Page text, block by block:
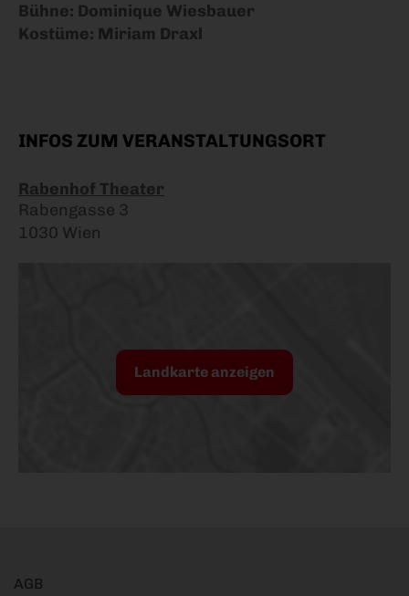
Bühne: Dominique Wiesbauer
Kostüme: Miriam Draxl
INFOS ZUM VERANSTALTUNGSORT
Rabenhof Theater
Rabengasse 3
1030 Wien
Landkarte anzeigen
AGB